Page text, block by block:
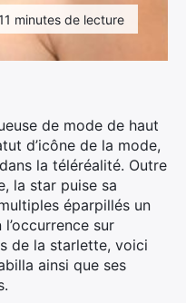
minutes de lecture
de mode de haut
d’icône de la mode,
la téléréalité. Outre
la star puise sa
éparpillés un
sur
de la starlette, voici
ainsi que ses